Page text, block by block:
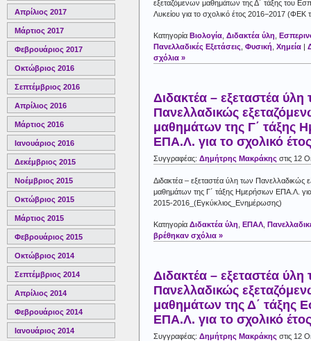
Απρίλιος 2017
Μάρτιος 2017
Φεβρουάριος 2017
Οκτώβριος 2016
Σεπτέμβριος 2016
Απρίλιος 2016
Μάρτιος 2016
Ιανουάριος 2016
Δεκέμβριος 2015
Νοέμβριος 2015
Οκτώβριος 2015
Μάρτιος 2015
Φεβρουάριος 2015
Οκτώβριος 2014
Σεπτέμβριος 2014
Απρίλιος 2014
Φεβρουάριος 2014
Ιανουάριος 2014
εξεταζόμενων μαθημάτων της Δ΄ τάξης του
Λυκείου για το σχολικό έτος 2016−2017 (ΦΕΚ
Κατηγορία Βιολογία Διδακτέα ύλη
Πανελλαδικές Εξετάσεις Φυσική Χημεία |
σχόλια »
Διδακτέα – εξεταστέα ύλη
Πανελλαδικώς
μαθημάτων της Γ΄ τάξης
ΕΠΑ.Λ. για το σχολικό
Συγγραφέας: Δημήτρης Μακράκης στις 12
Διδακτέα – εξεταστέα ύλη των Πανελλαδικώς
μαθημάτων της Γ΄ τάξης Ημερήσιων ΕΠΑ.Λ. για
2015-2016_(Εγκύκλιος_Ενημέρωσης)
Κατηγορία Διδακτέα ύλη ΕΠΑΛ
βρέθηκαν σχόλια »
Διδακτέα – εξεταστέα ύλη
Πανελλαδικώς
μαθημάτων της Δ΄ τάξης
ΕΠΑ.Λ. για το σχολικό
Συγγραφέας: Δημήτρης Μακράκης στις 12